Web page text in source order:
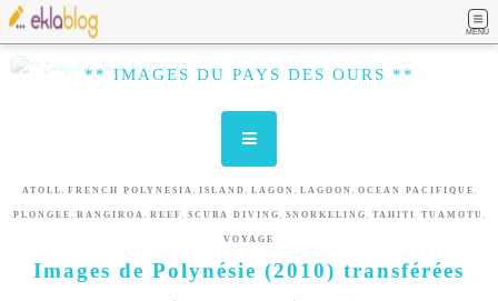
MENU
** IMAGES DU PAYS DES OURS **
ATOLL , FRENCH POLYNESIA , ISLAND , LAGON , LAGOON , OCEAN PACIFIQUE ,
PLONGEE , RANGIROA , REEF , SCUBA DIVING , SNORKELING , TAHITI , TUAMOTU ,
VOYAGE
Images de Polynésie (2010) transférées